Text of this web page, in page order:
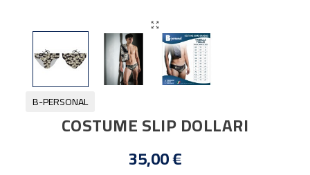

B-PERSONAL
COSTUME SLIP DOLLARI
35,00 €